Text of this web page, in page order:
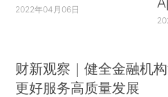
2022年04月06日
财新观察｜健全金融机
更好服务高质量发展